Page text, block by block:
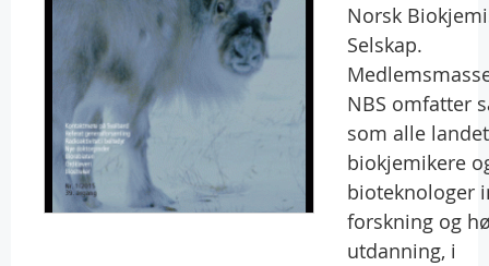
Norsk
Selskap.
NBS omfatter
som alle
biokjemikere
bioteknologer
forskning og
utdanning, i